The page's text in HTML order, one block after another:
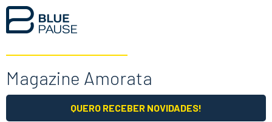
Magazine Amorata
QUERO RECEBER NOVIDADES!